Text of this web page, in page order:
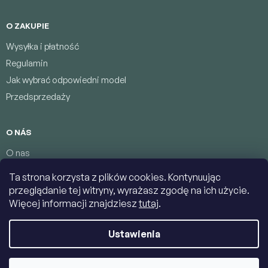
Ta strona korzysta z plików cookies. Kontynuując
przeglądanie tej witryny, wyrażasz zgodę na ich użycie.
Więcej informacji znajdziesztutaj.
Ustawienia
O ZAKUPIE
Wysyłka i płatność
Regulamin
Jak wybrać odpowiedni model
Przedsprzedaży
O NÁS
O nas
Warunki ochrony danych osobowych
Łączność
Copyright 2026Jumbolino-model.com. Wszystkie prawa